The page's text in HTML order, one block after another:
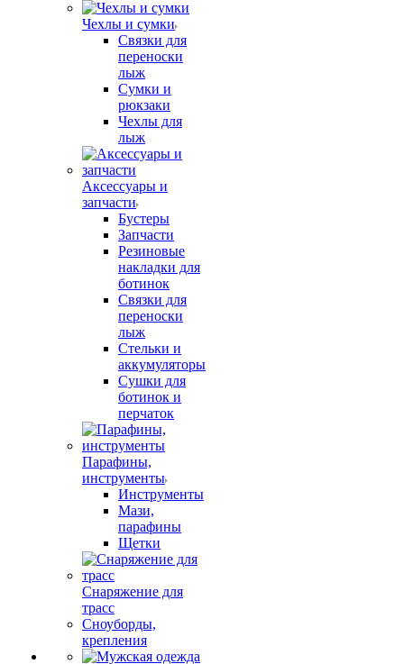
Чехлы и сумки
Связки для
переноски
лыж
Сумки и
рюкзаки
Чехлы для
лыж
Аксессуары и
запчасти
Бустеры
Запчасти
Резиновые
накладки для
ботинок
Связки для
переноски
лыж
Стельки и
аккумуляторы
Сушки для
ботинок и
перчаток
Парафины,
инструменты
Инструменты
Мази,
парафины
Щетки
Снаряжение для
трасс
Сноуборды,
крепления